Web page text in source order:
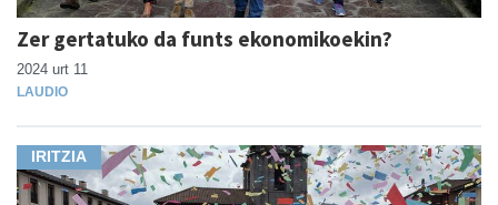
Zer gertatuko da funts ekonomikoekin?
2024 urt 11
LAUDIO
IRITZIA